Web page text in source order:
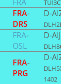
FRA-
DRS
D-
FRA-
OSL
D-AIJE
FRA-
PRG
D-AIZI
1402